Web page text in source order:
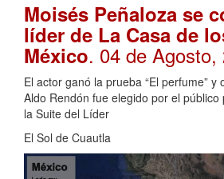
Moisés Peñaloza se
líder de La Casa de
México. 04 de Agosto,
El actor ganó la prueba “El perfume” y
Aldo Rendón fue elegido por el
la Suite del Líder
El Sol de Cuautla